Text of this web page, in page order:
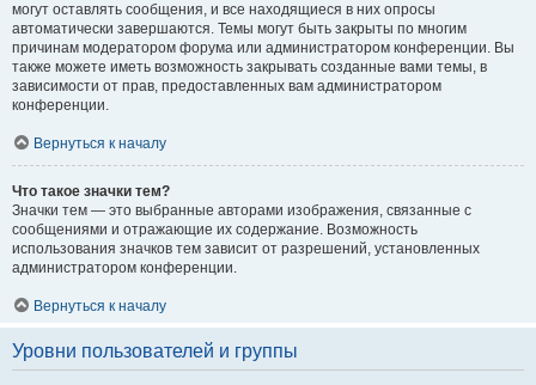
могут оставлять сообщения, и все находящиеся в них опросы
автоматически завершаются. Темы могут быть закрыты по многим
причинам модератором форума или администратором конференции. Вы
также можете иметь возможность закрывать созданные вами темы, в
зависимости от прав, предоставленных вам администратором
конференции.
Вернуться к началу
Что такое значки тем?
Значки тем — это выбранные авторами изображения, связанные с
сообщениями и отражающие их содержание. Возможность
использования значков тем зависит от разрешений, установленных
администратором конференции.
Вернуться к началу
Уровни пользователей и группы